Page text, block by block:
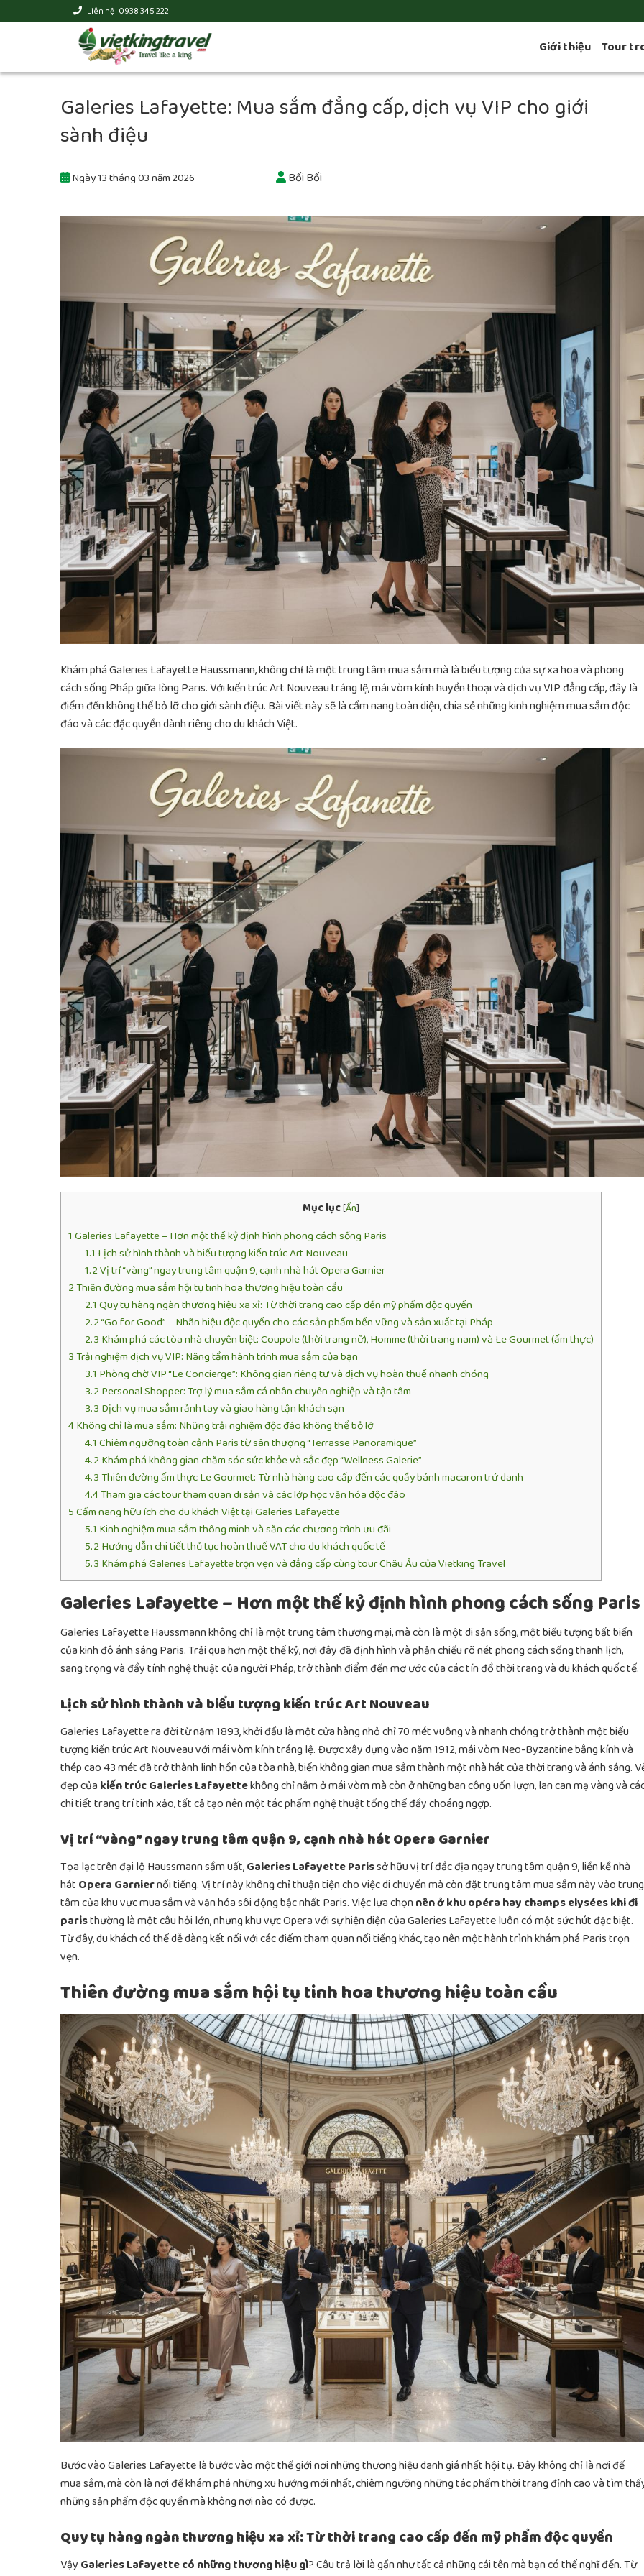
Liên hệ : 0938.345.222
Giới thiệu Tour
Galeries Lafayette: Mua sắm đẳng cấp, dịch vụ VIP cho giới
sành điệu
Ngày 13 tháng 03 năm 2026 Bối Bối
Khám phá Galeries Lafayette Haussmann, không chỉ là một trung tâm mua sắm mà là biểu tượng của sự xa hoa và phong
cách sống Pháp giữa lòng Paris. Với kiến trúc Art Nouveau tráng lệ, mái vòm kính huyền thoại và dịch vụ VIP đẳng cấp, đây là
điểm đến không thể bỏ lỡ cho giới sành điệu. Bài viết này sẽ là cẩm nang toàn diện, chia sẻ những kinh nghiệm mua sắm độc
đáo và các đặc quyền dành riêng cho du khách Việt.
Mục lục[Ẩn]
1 Galeries Lafayette – Hơn một thế kỷ định hình phong cách sống Paris
1.1 Lịch sử hình thành và biểu tượng kiến trúc Art Nouveau
1.2Vị trí “vàng” ngay trung tâm quận 9, cạnh nhà hát Opera Garnier
2Thiên đường mua sắm hội tụ tinh hoa thương hiệu toàn cầu
2.1 Quy tụ hàng ngàn thương hiệu xa xỉ: Từ thời trang cao cấp đến mỹ phẩm độc quyền
2.2“Go for Good” – Nhãn hiệu độc quyền cho các sản phẩm bền vững và sản xuất tại Pháp
2.3 Khám phá các tòa nhà chuyên biệt: Coupole (thời trang nữ), Homme (thời trang nam) và Le Gourmet (ẩm thực)
3Trải nghiệm dịch vụ VIP: Nâng tầm hành trình mua sắm của bạn
3.1 Phòng chờ VIP “Le Concierge”: Không gian riêng tư và dịch vụ hoàn thuế nhanh chóng
3.2 Personal Shopper: Trợ lý mua sắm cá nhân chuyên nghiệp và tận tâm
3.3 Dịch vụ mua sắm rảnh tay và giao hàng tận khách sạn
4Không chỉ là mua sắm: Những trải nghiệm độc đáo không thể bỏ lỡ
4.1 Chiêm ngưỡng toàn cảnh Paris từ sân thượng “Terrasse Panoramique”
4.2 Khám phá không gian chăm sóc sức khỏe và sắc đẹp “Wellness Galerie”
4.3Thiên đường ẩm thực Le Gourmet: Từ nhà hàng cao cấp đến các quầy bánh macaron trứ danh
4.4Tham gia các tour tham quan di sản và các lớp học văn hóa độc đáo
5Cẩm nang hữu ích cho du khách Việt tại Galeries Lafayette
5.1 Kinh nghiệm mua sắm thông minh và săn các chương trình ưu đãi
5.2 Hướng dẫn chi tiết thủ tục hoàn thuế VAT cho du khách quốc tế
5.3 Khám phá Galeries Lafayette trọn vẹn và đẳng cấp cùng tour Châu Âu của Vietking Travel
Galeries Lafayette – Hơn một thế kỷ định hình phong cách sống Paris
Galeries Lafayette Haussmann không chỉ là một trung tâm thương mại, mà còn là một di sản sống, một biểu tượng bất biến
của kinh đô ánh sáng Paris. Trải qua hơn một thế kỷ, nơi đây đã định hình và phản chiếu rõ nét phong cách sống thanh lịch,
sang trọng và đầy tính nghệ thuật của người Pháp, trở thành điểm đến mơ ước của các tín đồ thời trang và du khách quốc tế.
Lịch sử hình thành và biểu tượng kiến trúc Art Nouveau
Galeries Lafayette ra đời từ năm 1893, khởi đầu là một cửa hàng nhỏ chỉ 70 mét vuông và nhanh chóng trở thành một biểu
tượng kiến trúc Art Nouveau với mái vòm kính tráng lệ. Được xây dựng vào năm 1912, mái vòm Neo-Byzantine bằng kính và
thép cao 43 mét đã trở thành linh hồn của tòa nhà, biến không gian mua sắm thành một nhà hát của thời trang và ánh sáng.
đẹp của kiến trúc Galeries Lafayettekhông chỉ nằm ở mái vòm mà còn ở những ban công uốn lượn, lan can mạ vàng và
chi tiết trang trí tinh xảo, tất cả tạo nên một tác phẩm nghệ thuật tổng thể đầy choáng ngợp.
Vị trí “vàng” ngay trung tâm quận 9, cạnh nhà hát Opera Garnier
Tọa lạc trên đại lộ Haussmann sầm uất,Galeries Lafayette Parissở hữu vị trí đắc địa ngay trung tâm quận 9, liền kề nhà
hát Opera Garniernổi tiếng. Vị trí này không chỉ thuận tiện cho việc di chuyển mà còn đặt trung tâm mua sắm này vào trung
tâm của khu vực mua sắm và văn hóa sôi động bậc nhất Paris. Việc lựa chọnnên ở khu opéra hay champs elysées khi đi
paristhường là một câu hỏi lớn, nhưng khu vực Opera với sự hiện diện của Galeries Lafayette luôn có một sức hút đặc biệt.
Từ đây, du khách có thể dễ dàng kết nối với các điểm tham quan nổi tiếng khác, tạo nên một hành trình khám phá Paris trọn
vẹn.
Thiên đường mua sắm hội tụ tinh hoa thương hiệu toàn cầu
Bước vào Galeries Lafayette là bước vào một thế giới nơi những thương hiệu danh giá nhất hội tụ. Đây không chỉ là nơi để
mua sắm, mà còn là nơi để khám phá những xu hướng mới nhất, chiêm ngưỡng những tác phẩm thời trang đỉnh cao và tìm
những sản phẩm độc quyền mà không nơi nào có được.
Quy tụ hàng ngàn thương hiệu xa xỉ: Từ thời trang cao cấp đến mỹ phẩm độc quyền
Vậy Galeries Lafayette có những thương hiệu gì? Câu trả lời là gần như tất cả những cái tên mà bạn có thể nghĩ đến. Từ